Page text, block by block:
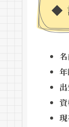
◆